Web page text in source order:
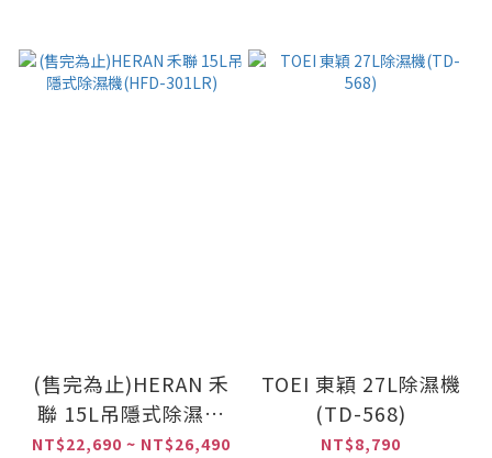
(售完為止)HERAN 禾
聯 15L吊隱式除濕機
(HFD-301LR)
NT$22,690 ~ NT$26,490
TOEI 東穎 27L除濕機
(TD-568)
NT$8,790